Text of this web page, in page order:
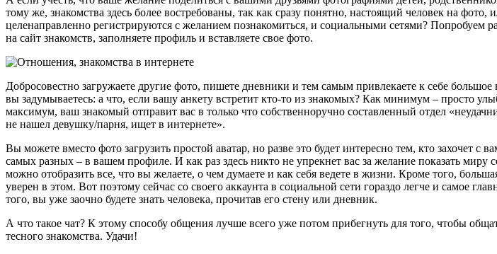
тому же, знакомства здесь более востребованы, так как сразу понятно, настоящий человек на
целенаправленно регистрируются с желанием познакомиться, и социальными сетями?
на сайт знакомств, заполняете профиль и вставляете свое фото.
Добросовестно загружаете другие фото, пишете дневники и тем самым привлекаете к себе
вы задумываетесь: а что, если вашу анкету встретит кто-то из знакомых? Как минимум – просто
максимум, ваш знакомый отправит вас в только что собственноручно составленный отдел
не нашел девушку/парня, ищет в интернете».
Вы можете вместо фото загрузить простой аватар, но разве это будет интересно тем, кто захочет
самых разных – в вашем профиле. И как раз здесь никто не упрекнет вас за желание показать миру
можно отобразить все, что вы желаете, о чем думаете и как себя ведете в жизни. Кроме того,
уверен в этом. Вот поэтому сейчас со своего аккаунта в социальной сети гораздо легче и самое
того, вы уже заочно будете знать человека, прочитав его стену или дневник.
А что такое чат? К этому способу общения лучше всего уже потом прибегнуть для того, чтобы
тесного знакомства. Удачи!